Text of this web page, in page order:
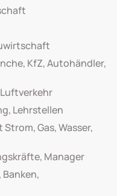
KfZ, Autohändler,
Lehrstellen
Gas, Wasser,
Manager